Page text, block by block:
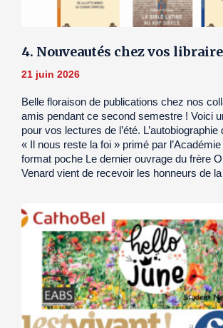
4. Nouveautés chez vos
21 juin 2026
Belle floraison de publications chez nos
amis pendant ce second semestre ! Voici
pour vos lectures de l’été.
« Il nous reste la foi » primé par
format poche Le dernier ouvrage du frère
Venard vient de recevoir les honneurs de